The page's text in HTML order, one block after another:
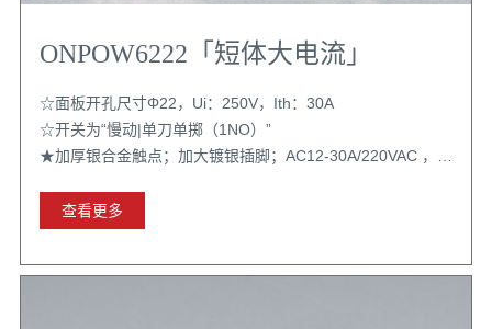
ONPOW6222「短体大电流」
☆面板开孔尺寸Φ22，Ui：250V，Ith：30A
☆开关为“慢动|单刀单掷（1NO）”
★加厚银合金触点；加大镀银插脚；AC12-30A/220VAC ，
查看更多